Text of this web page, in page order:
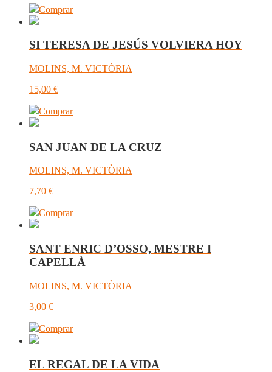
Comprar
SI TERESA DE JESÚS VOLVIERA HOY
MOLINS, M. VICTÒRIA
15,00 €
Comprar
SAN JUAN DE LA CRUZ
MOLINS, M. VICTÒRIA
7,70 €
Comprar
SANT ENRIC D’OSSO, MESTRE I
CAPELLÀ
MOLINS, M. VICTÒRIA
3,00 €
Comprar
EL REGAL DE LA VIDA